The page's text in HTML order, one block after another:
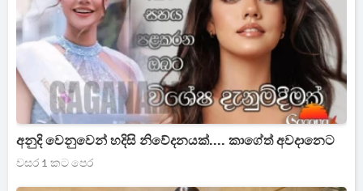
අනුදි වෙනුවෙන් හදිසි නිවේදනයක්.... කාගේත් අවදානෙට
වසර 1 කට පෙර